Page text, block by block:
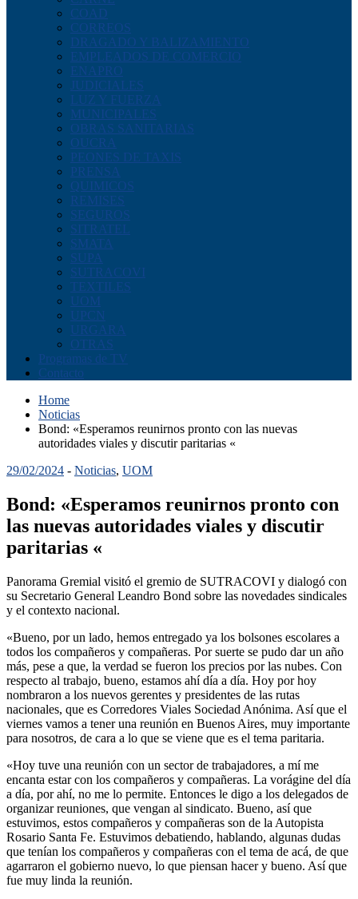
COAD
CORREOS
DRAGADO Y BALIZAMIENTO
EMPLEADOS DE COMERCIO
ENAPRO
JUDICIALES
LUZ Y FUERZA
MUNICIPALES
OBRAS SANITARIAS
OUCRA
PEONES DE TAXIS
PRENSA
QUIMICOS
REMISES
SEGUROS
SITRATEL
SMATA
SUPA
SUTRACOVI
TEXTILES
UOM
UPCN
URGARA
OTRAS
Programas de TV
Contacto
Home
Noticias
Bond: «Esperamos reunirnos pronto con las nuevas
autoridades viales y discutir paritarias «
29/02/2024 - Noticias, UOM
Bond: «Esperamos reunirnos pronto con
las nuevas autoridades viales y discutir
paritarias «
Panorama Gremial visitó el gremio de SUTRACOVI y dialogó con
su Secretario General Leandro Bond sobre las novedades sindicales
y el contexto nacional.
«Bueno, por un lado, hemos entregado ya los bolsones escolares a
todos los compañeros y compañeras. Por suerte se pudo dar un año
más, pese a que, la verdad se fueron los precios por las nubes. Con
respecto al trabajo, bueno, estamos ahí día a día. Hoy por hoy
nombraron a los nuevos gerentes y presidentes de las rutas
nacionales, que es Corredores Viales Sociedad Anónima. Así que el
viernes vamos a tener una reunión en Buenos Aires, muy importante
para nosotros, de cara a lo que se viene que es el tema paritaria.
«Hoy tuve una reunión con un sector de trabajadores, a mí me
encanta estar con los compañeros y compañeras. La vorágine del día
a día, por ahí, no me lo permite. Entonces le digo a los delegados de
organizar reuniones, que vengan al sindicato. Bueno, así que
estuvimos, estos compañeros y compañeras son de la Autopista
Rosario Santa Fe. Estuvimos debatiendo, hablando, algunas dudas
que tenían los compañeros y compañeras con el tema de acá, de que
agarraron el gobierno nuevo, lo que piensan hacer y bueno. Así que
fue muy linda la reunión.